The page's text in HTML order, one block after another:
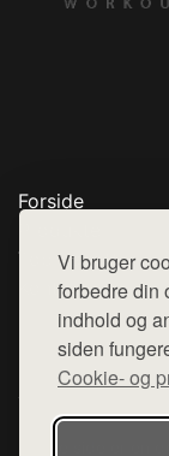
Vi bruger
forbedre din
indhold og
siden
Cookie- og
Forside
Top Rabatter
Kontakt
Denne side er en